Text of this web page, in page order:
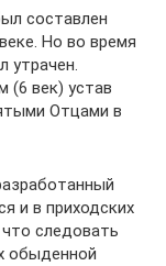
составлен
Но во время
утрачен.
(6 век) устав
Отцами в
и в приходских
следовать
обыденной